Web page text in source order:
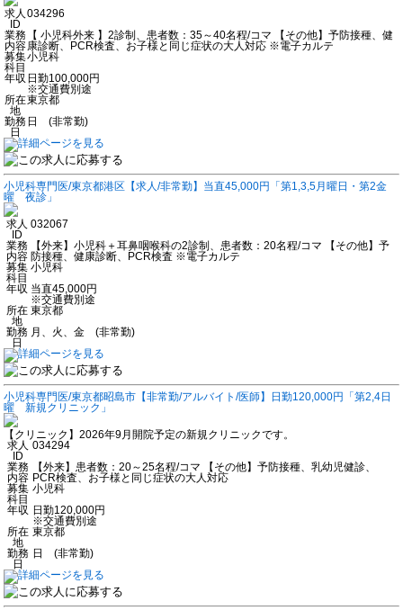
求人
ID
034296
業務
内容
【 小児科外来 】2診制、患者数：35～40名程/コマ 【その他】予防接種、健
康診断、PCR検査、お子様と同じ症状の大人対応 ※電子カルテ
募集
科目
小児科
年収 日勤100,000円
※交通費別途
所在
地
東京都
勤務
日
日 (非常勤)
小児科専門医/東京都港区【求人/非常勤】当直45,000円「第1,3,5月曜日・第2金
曜 夜診」
求人
ID
032067
業務
内容
【外来】小児科＋耳鼻咽喉科の2診制、患者数：20名程/コマ 【その他】予
防接種、健康診断、PCR検査 ※電子カルテ
募集
科目
小児科
年収 当直45,000円
※交通費別途
所在
地
東京都
勤務
日
月、火、金 (非常勤)
小児科専門医/東京都昭島市【非常勤/アルバイト/医師】日勤120,000円「第2,4日
曜 新規クリニック」
【クリニック】2026年9月開院予定の新規クリニックです。
求人
ID
034294
業務
内容
【外来】患者数：20～25名程/コマ 【その他】予防接種、乳幼児健診、
PCR検査、お子様と同じ症状の大人対応
募集
科目
小児科
年収 日勤120,000円
※交通費別途
所在
地
東京都
勤務
日
日 (非常勤)